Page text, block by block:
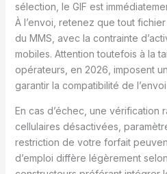
sélection, le GIF est
À l’envoi, retenez que tout
du MMS, avec la contrainte
mobiles. Attention toutefois à la
opérateurs, en 2026, imposent
garantir la compatibilité de
En cas d’échec, une vérification
cellulaires désactivées,
restriction de votre forfait
d’emploi diffère légèrement